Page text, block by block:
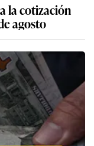
la cotización
agosto